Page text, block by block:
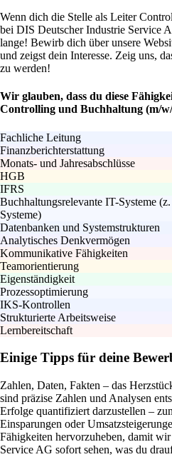
Wenn dich die Stelle als Leiter
bei DIS Deutscher Industrie Service
lange! Bewirb dich über unsere
und zeigst dein Interesse. Zeig uns,
zu werden!
Wir glauben, dass du diese
Controlling und Buchhaltung (m/
Fachliche Leitung
Finanzberichterstattung
Monats- und Jahresabschlüsse
HGB
IFRS
Buchhaltungsrelevante IT-Systeme
Systeme)
Datenbanken und Systemstrukturen
Analytisches Denkvermögen
Kommunikative Fähigkeiten
Teamorientierung
Eigenständigkeit
Prozessoptimierung
IKS-Kontrollen
Strukturierte Arbeitsweise
Lernbereitschaft
Einige Tipps für deine
Zahlen, Daten, Fakten – das
sind präzise Zahlen und Analysen
Erfolge quantifiziert darzustellen –
Einsparungen oder
Fähigkeiten hervorzuheben, damit
Service AG sofort sehen, was du